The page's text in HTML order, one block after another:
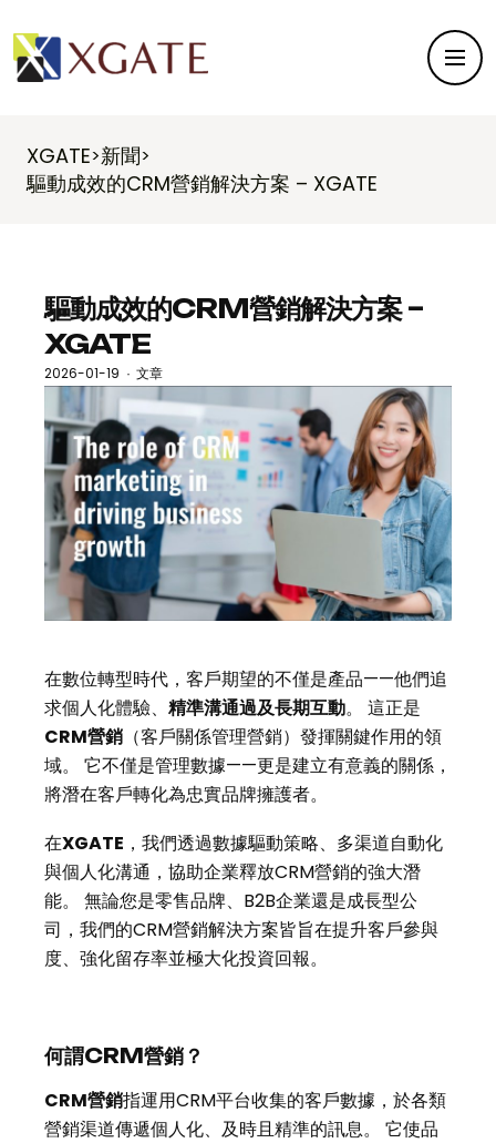
XGATE>新聞>
驅動成效的CRM營銷解決方案 – XGATE
驅動成效的CRM營銷解決方案 –
XGATE
2026-01-19 · 文章
在數位轉型時代，客戶期望的不僅是產品——他們追
求個人化體驗、 精準溝通過及長期互動。 這正是
CRM營銷 （客戶關係管理營銷）發揮關鍵作用的領
域。 它不僅是管理數據——更是建立有意義的關係，
將潛在客戶轉化為忠實品牌擁護者。
在XGATE ，我們透過數據驅動策略、多渠道自動化
與個人化溝通，協助企業釋放CRM營銷的強大潛
能。 無論您是零售品牌、B2B企業還是成長型公
司，我們的CRM營銷解決方案皆旨在提升客戶參與
度、強化留存率並極大化投資回報。
何謂CRM營銷？
CRM營銷指運用CRM平台收集的客戶數據，於各類
營銷渠道傳遞個人化、及時且精準的訊息。 它使品